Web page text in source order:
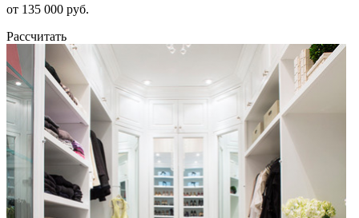
от 135 000 руб.
Рассчитать